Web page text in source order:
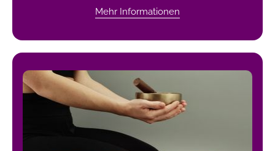
Mehr Informationen